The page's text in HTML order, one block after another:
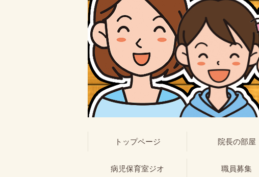
トップページ 院長の部屋
病児保育室ジオ 職員募集